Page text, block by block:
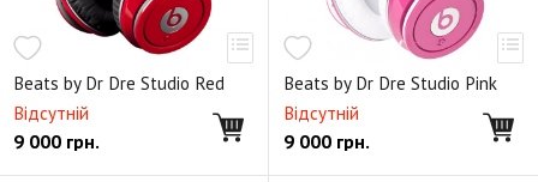
Beats by Dr Dre Studio Red
Відсутній
9 000 грн.
Beats by Dr Dre Studio Pink
Відсутній
9 000 грн.